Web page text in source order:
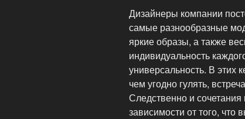
Дизайнеры компании
самые разнообразные
яркие образы, а также
индивидуальность
универсальность. В этих
чем угодно гулять,
Следственно и
зависимости от того,